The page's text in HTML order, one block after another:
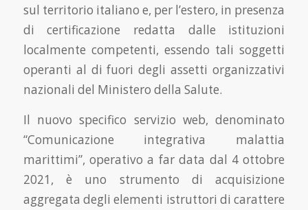
sul territorio italiano e, per l’estero, in presenza
di certificazione redatta dalle istituzioni
localmente competenti, essendo tali soggetti
operanti al di fuori degli assetti organizzativi
nazionali del Ministero della Salute.
Il nuovo specifico servizio web, denominato
“Comunicazione integrativa malattia
marittimi”, operativo a far data dal 4 ottobre
2021, è uno strumento di acquisizione
aggregata degli elementi istruttori di carattere